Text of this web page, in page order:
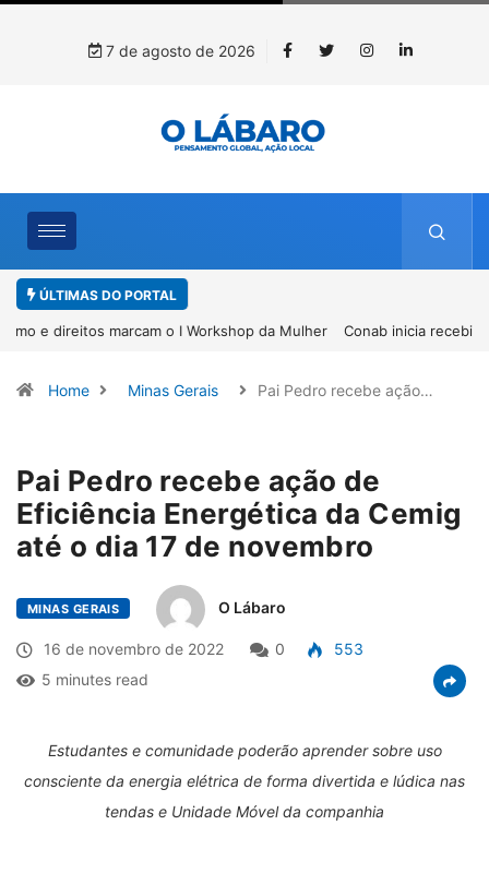
7 de agosto de 2026
ÚLTIMAS DO PORTAL
Conab inicia recebimento de documentos para solicitação do
Home Minas Gerais Pai Pedro recebe ação…
Pai Pedro recebe ação de
Eficiência Energética da Cemig
até o dia 17 de novembro
MINAS GERAIS O Lábaro
16 de novembro de 2022 0
553
5 minutes read
Estudantes e comunidade poderão aprender sobre uso
consciente da energia elétrica de forma divertida e lúdica nas
tendas e Unidade Móvel da companhia